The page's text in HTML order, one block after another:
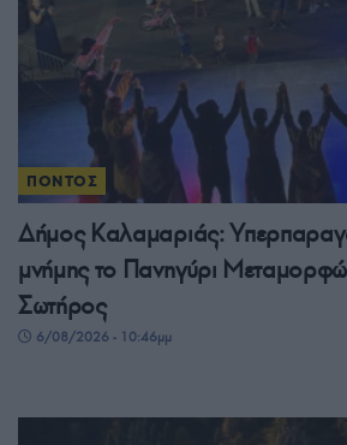
ΠΟΝΤΟΣ
Δήμος Καλαμαριάς:
μνήμης το Πανηγύρι
Σωτήρος
6/08/2026 - 10:46μμ